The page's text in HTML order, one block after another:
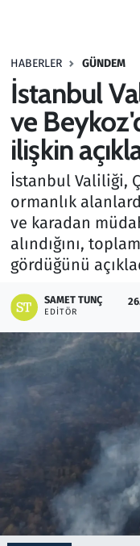
HABERLER GÜNDEM
İstanbul
ve
ilişkin
İstanbul Valiliği,
ormanlık
ve karadan
alındığını,
gördüğünü
SAMET TUNÇ
EDITÖR
Haber
Kültür Sanat
Kurumsal
Lezzet Durağı
Memur ve Kamu
Otomobil
Oyun
Ramazan
Resmi İlanlar
Rüya Tabirleri
Sağlık
Savunma Sanayi